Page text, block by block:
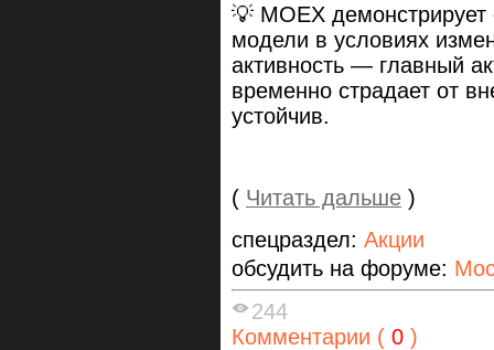
💡 MOEX
модели в условиях
активность — главный
временно страдает от
устойчив.
( Читать дальше )
спецраздел: Акции
обсудить на форуме:
244
Комментарии ( 0 )